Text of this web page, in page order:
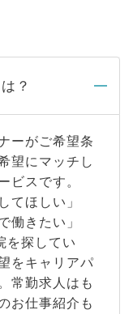
？
ーがご希望条
望にマッチし
ビスです。
てほしい」
働きたい」
を探してい
をキャリアパ
常勤求人はも
お仕事紹介も